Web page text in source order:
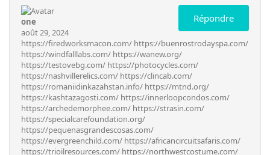
Répondre
one
août 29, 2024
https://firedworksmacon.com/ https://buenrostrodayspa.com/
https://windfalllabs.com/ https://wanew.org/
https://testovebg.com/ https://photocycles.com/
https://nashvillerelics.com/ https://clincab.com/
https://romaniidinkazahstan.info/ https://mtnd.org/
https://kashtazagosti.com/ https://innerloopcondos.com/
https://archedemorphee.com/ https://strasin.com/
https://specialcarefoundation.org/
https://pequenasgrandescosas.com/
https://evergreenchild.com/ https://africancircuitsafaris.com/
https://trioilresources.com/ https://northwestcostume.com/